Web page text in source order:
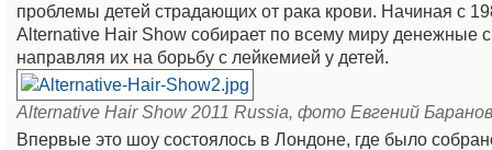
проблемы детей страдающих от рака крови. Начиная с
Alternative Hair Show собирает по всему миру денежные
направляя их на борьбу с лейкемией у детей.
Alternative Hair Show 2011 Russia, фото Евгений
Впервые это шоу состоялось в Лондоне, где было